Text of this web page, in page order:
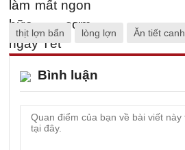
thịt lợn bẩn lòng lợn Ăn tiết canh
Bình luận